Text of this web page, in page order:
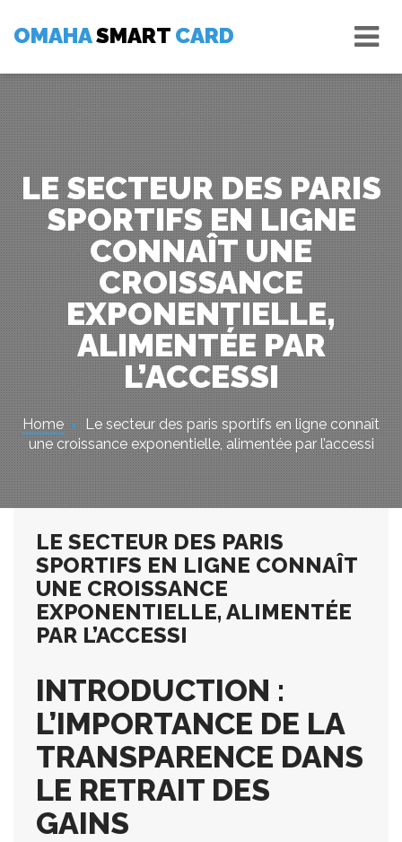
content
OMAHASMART CARD
LE SECTEUR DES PARIS
SPORTIFS EN LIGNE
CONNAÎT UNE
CROISSANCE
EXPONENTIELLE,
ALIMENTÉE PAR
L’ACCESSI
Home
Le secteur des paris sportifs en ligne connaît
une croissance exponentielle, alimentée par l’accessi
LE SECTEUR DES PARIS
SPORTIFS EN LIGNE CONNAÎT
UNE CROISSANCE
EXPONENTIELLE, ALIMENTÉE
PAR L’ACCESSI
INTRODUCTION :
L’IMPORTANCE DE LA
TRANSPARENCE DANS
LE RETRAIT DES
GAINS